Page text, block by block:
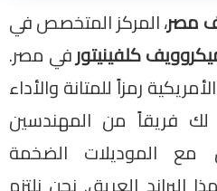
مصر، المركز المتخصص في
كلفينيتورفي مصر.
رمزاً للمتانة والأداء
لك فريقاً من المهندسين
مع الموديلات الضخمة